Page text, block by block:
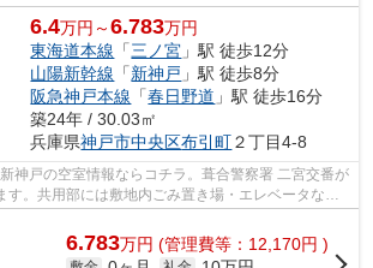
6.4万円～6.783万円
東海道本線 「三ノ宮 」駅 徒歩12分
山陽新幹線 「新神戸 」駅 徒歩8分
阪急神戸本線 「春日野道 」駅 徒歩16分
築24年 / 30.03㎡
兵庫県神戸市中央区布引町２丁目4-8
神戸の空室情報ならコチラ。葺合警察署 二宮交番が
。共用部には敷地内ごみ置き場・エレベータなど
8分に駅のある...
6.783万円 (管理費等：12,170円 )